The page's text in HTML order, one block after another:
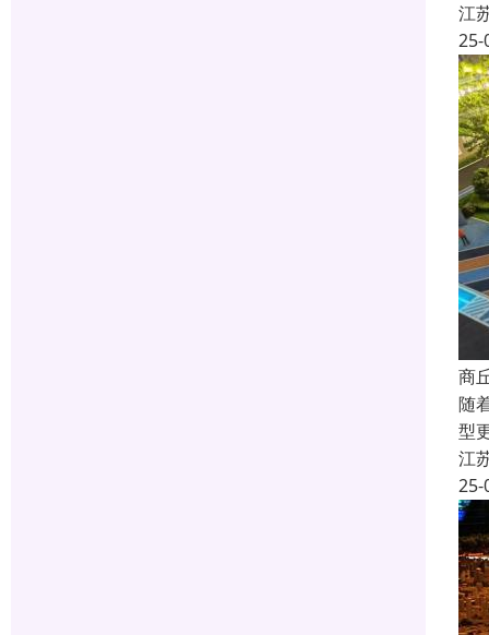
江
25-
商
随
型
江
25-